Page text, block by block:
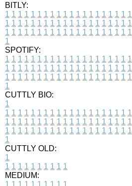
BITLY:
1 1 1 1 1 1 1 1 1 1 1 1 1 1 1 1 1 1 1 1
1 1 1 1 1 1 1 1 1 1 1 1 1 1 1 1 1 1 1 1
1 1 1 1 1 1 1 1 1 1 1 1 1 1 1 1 1 1 1 1
1
SPOTIFY:
1 1 1 1 1 1 1 1 1 1 1 1 1 1 1 1 1 1 1 1
1 1 1 1 1 1 1 1 1 1 1 1 1 1 1 1 1 1 1 1
1 1 1 1 1 1 1 1 1 1 1 1 1 1 1 1 1 1 1 1
1
CUTTLY BIO:
1
1 1 1 1 1 1 1 1 1 1 1 1 1 1 1 1 1 1 1 1
1 1 1 1 1 1 1 1 1 1 1 1 1 1 1 1 1 1 1 1
1 1 1 1 1 1 1 1 1 1 1 1 1 1 1 1 1 1 1 1
1
CUTTLY OLD:
1
1 1 1 1 1 1 1 1 1 1
MEDIUM:
1 1 1 1 1 1 1 1 1 1